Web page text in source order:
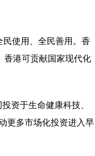
使用、全民善用。香
香港可贡献国家现代化
资于生命健康科技、
更多市场化投资进入早